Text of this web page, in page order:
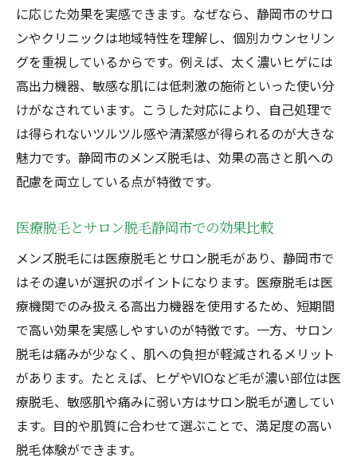
に応じた効果を実感できます。なぜなら、静岡市のサロ
ンやクリニックは地域特性を理解し、個別カウンセリン
グを重視しているからです。例えば、太く濃いヒゲには
高出力機器、敏感な肌には低刺激の施術といった使い分
けがなされています。こうした対応により、自己処理で
は得られないツルツル感や清潔感が得られるのが大きな
魅力です。静岡市のメンズ脱毛は、効果の高さと肌への
配慮を両立している点が特徴です。
医療脱毛とサロン脱毛静岡市での効果比較
メンズ脱毛には医療脱毛とサロン脱毛があり、静岡市で
はその違いが選択のポイントになります。医療脱毛は医
療機関でのみ扱える高出力機器を使用するため、短期間
で高い効果を実感しやすいのが特徴です。一方、サロン
脱毛は痛みが少なく、肌への負担が軽減されるメリット
があります。たとえば、ヒゲやVIOなど毛が濃い部位は医
療脱毛、敏感肌や痛みに弱い方はサロン脱毛が適してい
ます。目的や肌質に合わせて選ぶことで、満足度の高い
脱毛体験ができます。